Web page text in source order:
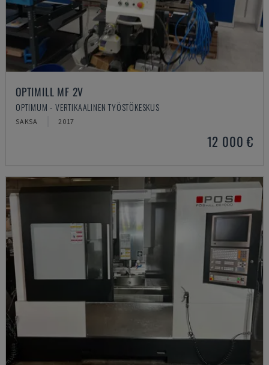
OPTIMILL MF 2V
OPTIMUM - VERTIKAALINEN TYÖSTÖKESKUS
SAKSA 2017
12 000 €